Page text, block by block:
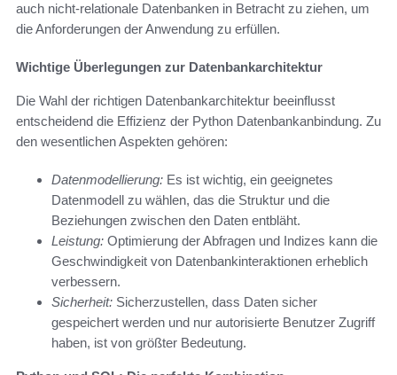
auch nicht-relationale Datenbanken in Betracht zu ziehen, um
die Anforderungen der Anwendung zu erfüllen.
Wichtige Überlegungen zur Datenbankarchitektur
Die Wahl der richtigen Datenbankarchitektur beeinflusst
entscheidend die Effizienz der Python Datenbankanbindung. Zu
den wesentlichen Aspekten gehören:
Datenmodellierung: Es ist wichtig, ein geeignetes
Datenmodell zu wählen, das die Struktur und die
Beziehungen zwischen den Daten entbläht.
Leistung: Optimierung der Abfragen und Indizes kann die
Geschwindigkeit von Datenbankinteraktionen erheblich
verbessern.
Sicherheit: Sicherzustellen, dass Daten sicher
gespeichert werden und nur autorisierte Benutzer Zugriff
haben, ist von größter Bedeutung.